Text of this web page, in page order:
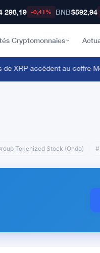
298,19 -0,41% BNB$592,94
Cryptomonnaies
XRP accèdent au coffre
Tokenized Stock (Ondo)